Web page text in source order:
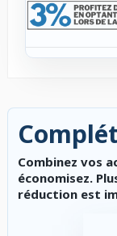
Combinez vos
économisez.
réduction est